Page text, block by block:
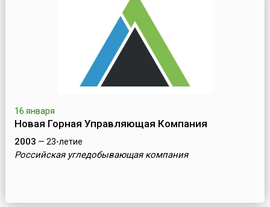
16 января
Новая Горная Управляющая Компания
2003 — 23-летие
Российская угледобывающая компания